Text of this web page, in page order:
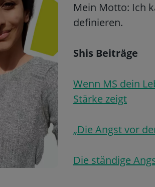
Mein Motto: Ich
definieren.
Shis Beiträge
Wenn MS dein
Stärke zeigt
„Die Angst vor
Die ständige